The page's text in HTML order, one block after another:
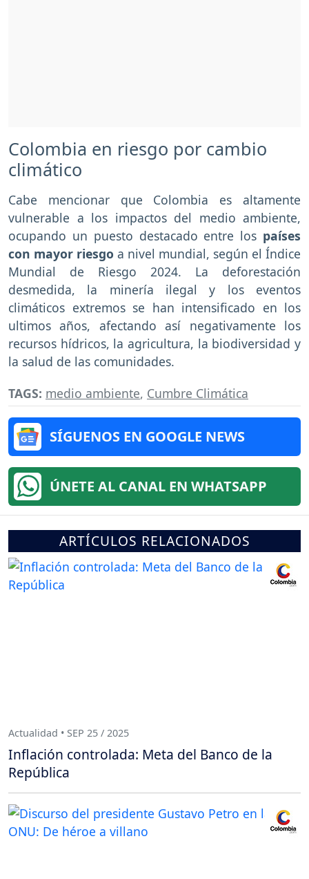
Colombia en riesgo por cambio
climático
Cabe mencionar que Colombia es altamente
vulnerable a los impactos del medio ambiente,
ocupando un puesto destacado entre los países
con mayor riesgo a nivel mundial, según el Índice
Mundial de Riesgo 2024. La deforestación
desmedida, la minería ilegal y los eventos
climáticos extremos se han intensificado en los
ultimos años, afectando así negativamente los
recursos hídricos, la agricultura, la biodiversidad y
la salud de las comunidades.
TAGS: medio ambiente, Cumbre Climática
SÍGUENOS EN GOOGLE NEWS
ÚNETE AL CANAL EN WHATSAPP
ARTÍCULOS RELACIONADOS
Actualidad • SEP 25 / 2025
Inflación controlada: Meta del Banco de la
República